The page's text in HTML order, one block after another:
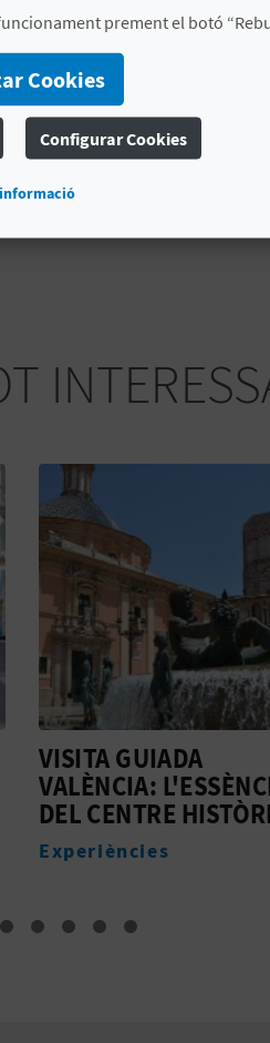
de València també mereix
ciutat entre passat,
BIKE TOUR VALÈNCIA;
DEL PASSAT AL
Experiències
prement el botó
Cookies
Configurar Cookies
informació